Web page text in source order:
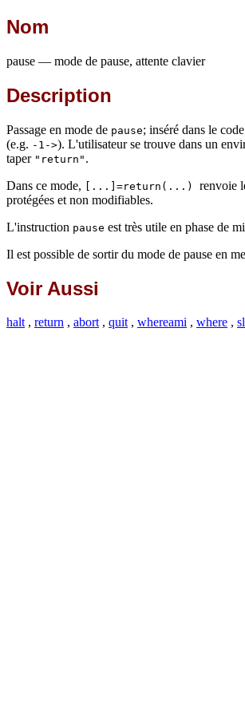
Nom
pause — mode de pause, attente clavier
Description
Passage en mode de pause; inséré dans le
(e.g. -1->). L'utilisateur se trouve dans un
taper "return" .
Dans ce mode, [...]=return(...) renvoie
protégées et non modifiables.
L'instruction pause est très utile en phase de
Il est possible de sortir du mode de pause en
Voir Aussi
halt, return , abort, quit, whereami , where ,